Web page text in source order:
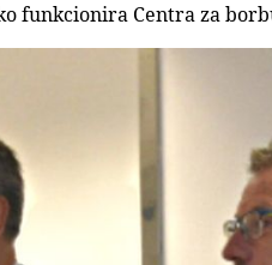
funkcionira Centra za